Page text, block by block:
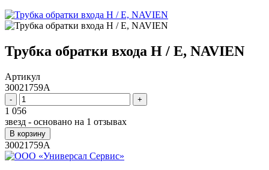
Трубка обратки входа H / E, NAVIEN
Артикул
30021759A
- +
1 056
звезд - основано на 1 отзывах
В корзину
30021759A